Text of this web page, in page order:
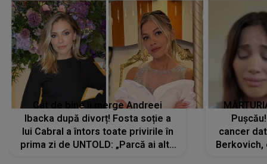
Cât de bine îi merge Andreei
Ibacka după divorț! Fosta soție a
lui Cabral a întors toate privirile în
prima zi de UNTOLD: „Parcă ai altă
cancer
Berkovich,